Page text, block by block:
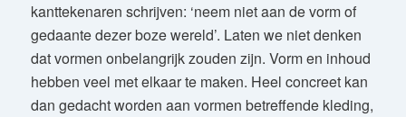
kanttekenaren schrijven: ‘neem niet aan de vorm of
gedaante dezer boze wereld’. Laten we niet denken
dat vormen onbelangrijk zouden zijn. Vorm en inhoud
hebben veel met elkaar te maken. Heel concreet kan
dan gedacht worden aan vormen betreffende kleding,